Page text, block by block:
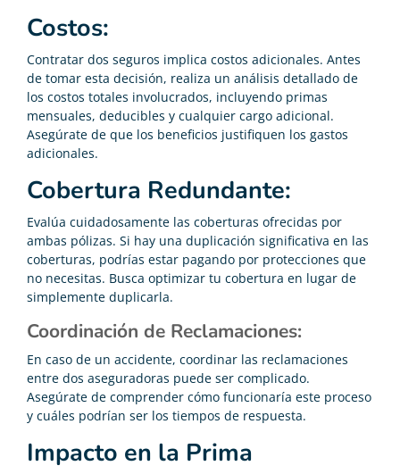
Costos:
Contratar dos seguros implica costos adicionales. Antes
de tomar esta decisión, realiza un análisis detallado de
los costos totales involucrados, incluyendo primas
mensuales, deducibles y cualquier cargo adicional.
Asegúrate de que los beneficios justifiquen los gastos
adicionales.
Cobertura Redundante:
Evalúa cuidadosamente las coberturas ofrecidas por
ambas pólizas. Si hay una duplicación significativa en las
coberturas, podrías estar pagando por protecciones que
no necesitas. Busca optimizar tu cobertura en lugar de
simplemente duplicarla.
Coordinación de Reclamaciones:
En caso de un accidente, coordinar las reclamaciones
entre dos aseguradoras puede ser complicado.
Asegúrate de comprender cómo funcionaría este proceso
y cuáles podrían ser los tiempos de respuesta.
Impacto en la Prima